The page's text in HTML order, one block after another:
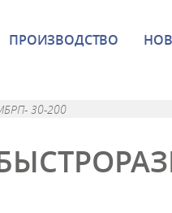
ПРОИЗВОДСТВО
30-200